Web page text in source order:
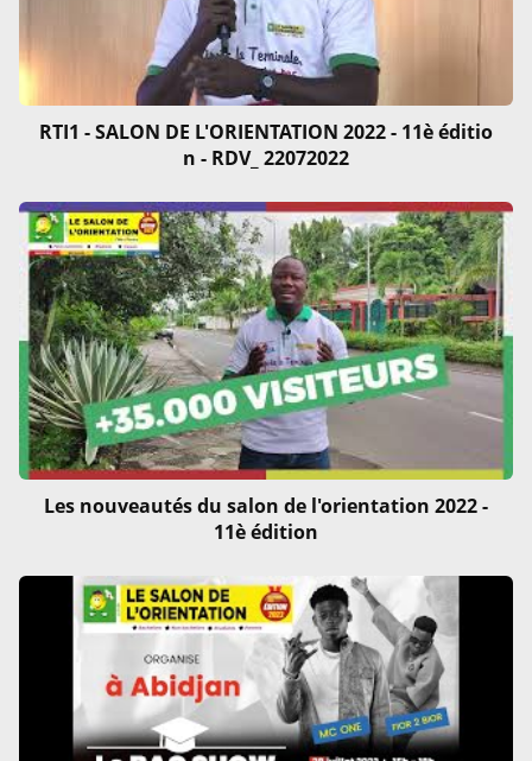
RTI1 - SALON DE L'ORIENTATION 2022 - 11è éditio
n - RDV_ 22072022
Les nouveautés du salon de l'orientation 2022 -
11è édition